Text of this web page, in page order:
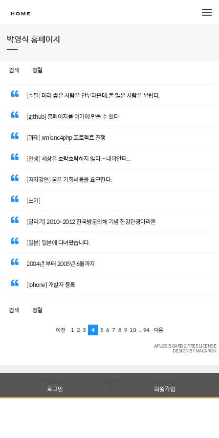
박영식 홈페이지
검색 정렬
[수필] 머리 좋은 사람은 안부러운데, 돈 많은 사람은 부럽다.
[github] 홈페이지를 여기에 만들 수 있다
[과제] xmlenc4php 프로젝트 진행
[인생] 세상은 호락호락하지 않다. - 내야안타...
[저자강연] 꿈은 기회비용을 요구한다.
[쓰기]
[달리기] 2010~2012 한국방문의해 기념 한강관광마라톤
[일본] 일본에 다녀왔습니다.
2004년 부터 2005년 6월까지
[iphone] 개발자 등록
검색 정렬
이전 1 2 3 4 5 6 7 8 9 10 ... 94 다음
APLOS BOARD 2 FREE LICENSE
DESIGN BY MACARON
로그인 회원가입